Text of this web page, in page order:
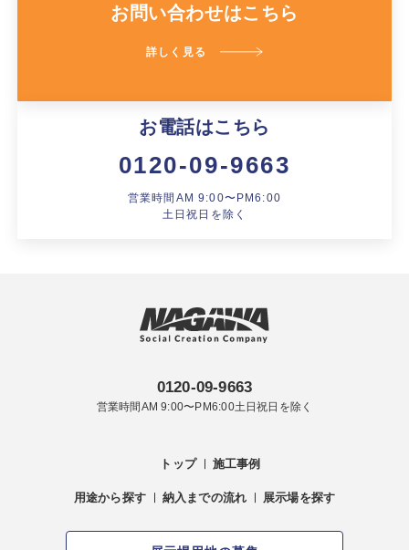
お問い合わせはこちら
詳しく見る
お電話はこちら
0120-09-9663
営業時間AM 9:00〜PM6:00
土日祝日を除く
0120-09-9663
営業時間AM 9:00〜PM6:00土日祝日を除く
トップ 施工事例
用途から探す 納入までの流れ 展示場を探す